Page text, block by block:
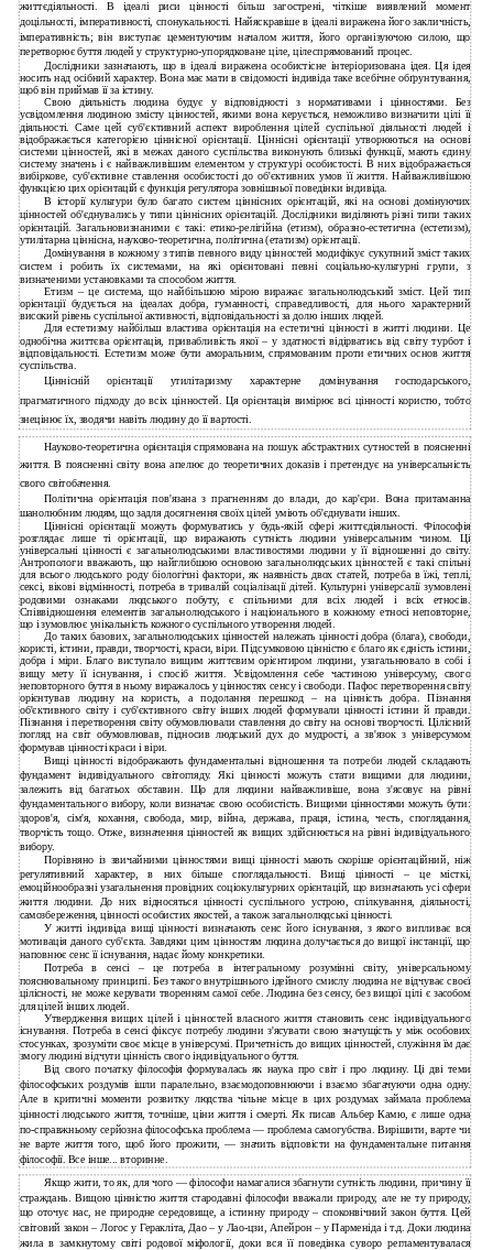
життєдіяльності. В ідеалі риси цінності більш загострені, чіткіше виявлений момент
доцільності, імперативності, спонукальності. Найяскравіше в ідеалі виражена його закличність,
імперативність; він виступає цементуючим началом життя, його організуючою силою, що
перетворює буття людей у структурно-упорядковане ціле, цілеспрямований процес.
Дослідники зазначають, що в ідеалі виражена особистісне інтеріоризована ідея. Ця ідея
носить над осібний характер. Вона має мати в свідомості індивіда таке всебічне обґрунтування,
щоб він приймав її за істину.
Свою діяльність людина будує у відповідності з нормативами і цінностями. Без
усвідомлення людиною змісту цінностей, якими вона керується, неможливо визначити цілі її
діяльності. Саме цей суб'єктивний аспект вироблення цілей суспільної діяльності людей і
відображається категорією ціннісної орієнтації. Ціннісні орієнтації утворюються на основі
системи цінностей, які в межах даного суспільства виконують близькі функції, мають єдину
систему значень і є найважливішим елементом у структурі особистості. В них відображається
вибіркове, суб'єктивне ставлення особистості до об'єктивних умов її життя. Найважливішою
функцією цих орієнтацій є функція регулятора зовнішньої поведінки індивіда.
В історії культури було багато систем ціннісних орієнтацій, які на основі домінуючих
цінностей об'єднувались у типи ціннісних орієнтацій. Дослідники виділяють різні типи таких
орієнтацій. Загальновизнаними є такі: етико-релігійна (етизм), образно-естетична (естетизм),
утилітарна ціннісна, науково-теоретична, політична (етатизм) орієнтації.
Домінування в кожному з типів певного виду цінностей модифікує сукупний зміст таких
систем і робить їх системами, на які орієнтовані певні соціально-культурні групи, з
визначеними установками та способом життя.
Етизм – це система, що найбільшою мірою виражає загальнолюдський зміст. Цей тип
орієнтації будується на ідеалах добра, гуманності, справедливості, для нього характерний
високий рівень суспільної активності, відповідальності за долю інших людей.
Для естетизму найбільш властива орієнтація на естетичні цінності в житті людини. Це
однобічна життєва орієнтація, привабливість якої – у здатності відірватись від світу турбот і
відповідальності. Естетизм може бути аморальним, спрямованим проти етичних основ життя
суспільства.
Ціннісній орієнтації утилітаризму характерне домінування господарського,
прагматичного підходу до всіх цінностей. Ця орієнтація вимірює всі цінності користю, тобто
знецінює їх, зводячи навіть людину до її вартості.
Науково-теоретична орієнтація спрямована на пошук абстрактних сутностей в поясненні
життя. В поясненні світу вона апелює до теоретичних доказів і претендує на універсальність
свого світобачення.
Політична орієнтація пов'язана з прагненням до влади, до кар'єри. Вона притаманна
шанолюбним людям, що задля досягнення своїх цілей уміють об'єднувати інших.
Ціннісні орієнтації можуть формуватись у будь-якій сфері життєдіяльності. Філософія
розглядає лише ті орієнтації, що виражають сутність людини універсальним чином. Ці
універсальні цінності є загальнолюдськими властивостями людини у її відношенні до світу.
Антропологи вважають, що найглибшою основою загальнолюдських цінностей є такі спільні
для всього людського роду біологічні фактори, як наявність двох статей, потреба в їжі, теплі,
сексі, вікові відмінності, потреба в тривалій соціалізації дітей. Культурні універсалії зумовлені
родовими ознаками людського побуту, є спільними для всіх людей і всіх етносів.
Співвідношення елементів загальнолюдського і національного в кожному етносі неповторне,
що і зумовлює унікальність кожного суспільного утворення людей.
До таких базових, загальнолюдських цінностей належать цінності добра (блага), свободи,
користі, істини, правди, творчості, краси, віри. Підсумковою цінністю є благо як єдність істини,
добра і міри. Благо виступало вищим життєвим орієнтиром людини, узагальнювало в собі і
вищу мету її існування, і спосіб життя. Усвідомлення себе частиною універсуму, свого
неповторного буття в ньому виражалось у цінностях сенсу і свободи. Пафос перетворення світу
орієнтував людину на користь, а подолання перешкод – на цінність добра. Пізнання
об'єктивного світу і суб'єктивного світу інших людей формували цінності істини й правди.
Пізнання і перетворення світу обумовлювали ставлення до світу на основі творчості. Цілісний
погляд на світ обумовлював, підносив людський дух до мудрості, а зв'язок з універсумом
формував цінності краси і віри.
Вищі цінності відображають фундаментальні відношення та потреби людей складають
фундамент індивідуального світогляду. Які цінності можуть стати вищими для людини,
залежить від багатьох обставин. Що для людини найважливіше, вона з'ясовує на рівні
фундаментального вибору, коли визначає свою особистість. Вищими цінностями можуть бути:
здоров'я, сім'я, кохання, свобода, мир, війна, держава, праця, істина, честь, споглядання,
творчість тощо. Отже, визначення цінностей як вищих здійснюється на рівні індивідуального
вибору.
Порівняно із звичайними цінностями вищі цінності мають скоріше орієнтаційний, ніж
регулятивний характер, в них більше споглядальності. Вищі цінності – це місткі,
емоційнообразні узагальнення провідних соціокультурних орієнтацій, що визначають усі сфери
життя людини. До них відносяться цінності суспільного устрою, спілкування, діяльності,
самозбереження, цінності особистих якостей, а також загальнолюдські цінності.
У житті індивіда вищі цінності визначають сенс його існування, з якого випливає вся
мотивація даного суб'єкта. Завдяки цим цінностям людина долучається до вищої інстанції, що
наповнює сенс її існування, надає йому конкретики.
Потреба в сенсі – це потреба в інтегральному розумінні світу, універсальному
пояснювальному принципі. Без такого внутрішнього ідейного смислу людина не відчуває своєї
цілісності, не може керувати творенням самої себе. Людина без сенсу, без вищої цілі є засобом
для цілей інших людей.
Утвердження вищих цілей і цінностей власного життя становить сенс індивідуального
існування. Потреба в сенсі фіксує потребу людини з'ясувати свою значущість у між особових
стосунках, зрозуміти своє місце в універсумі. Причетність до вищих цінностей, служіння їм дає
змогу людині відчути цінність свого індивідуального буття.
Від свого початку філософія формувалась як наука про світ і про людину. Ці дві теми
філософських роздумів ішли паралельно, взаємодоповнюючи і взаємо збагачуючи одна одну.
Але в критичні моменти розвитку людства чільне місце в цих роздумах займала проблема
цінності людського життя, точніше, ціни життя і смерті. Як писав Альбер Камю, є лише одна
по-справжньому серйозна філософська проблема — проблема самогубства. Вирішити, варте чи
не варте життя того, щоб його прожити, — значить відповісти на фундаментальне питання
філософії. Все інше... вторинне.
Якщо жити, то як, для чого — філософи намагалися збагнути сутність людини, причину її
страждань. Вищою цінністю життя стародавні філософи вважали природу, але не ту природу,
що оточує нас, не природне середовище, а істинну природу – споконвічний закон буття. Цей
світовий закон – Логос у Геракліта, Дао – у Лао-цзи, Апейрон – у Парменіда і т.д. Доки людина
жила в замкнутому світі родової міфології, доки вся її поведінка суворо регламентувалася